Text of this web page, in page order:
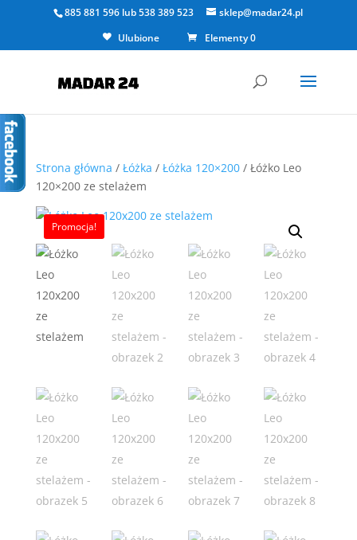
885 881 596 lub538 389 523
sklep@madar24.pl
Ulubione
Elementy 0
Strona główna / Łóżka / Łóżka 120×200/ Łóżko Leo
120×200 ze stelażem
Promocja!